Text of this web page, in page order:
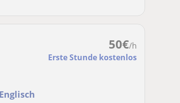
50€/h
Erste Stunde kostenlos